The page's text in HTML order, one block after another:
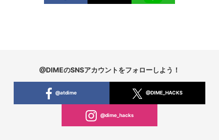
@DIMEのSNSアカウントをフォローしよう！
@atdime @DIME_HACKS
@dime_hacks